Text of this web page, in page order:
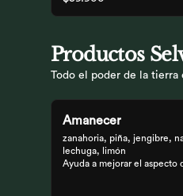
pan de masa madre al grill.
Productos
Todo el poder de la tierra
Amanecer
zanahoria, piña, jengibre,
lechuga, limón
Ayuda a mejorar el aspecto